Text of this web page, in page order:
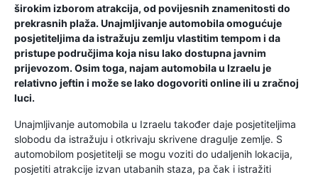
širokim izborom atrakcija, od povijesnih znamenitosti do
prekrasnih plaža. Unajmljivanje automobila omogućuje
posjetiteljima da istražuju zemlju vlastitim tempom i da
pristupe područjima koja nisu lako dostupna javnim
prijevozom. Osim toga, najam automobila u Izraelu je
relativno jeftin i može se lako dogovoriti online ili u zračnoj
luci.
Unajmljivanje automobila u Izraelu također daje posjetiteljima
slobodu da istražuju i otkrivaju skrivene dragulje zemlje. S
automobilom posjetitelji se mogu voziti do udaljenih lokacija,
posjetiti atrakcije izvan utabanih staza, pa čak i istražiti